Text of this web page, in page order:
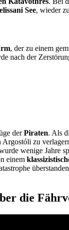
See, wieder
, der zu einem
nach der
derPiraten. Als
zu
wenige Jahre
einem
die